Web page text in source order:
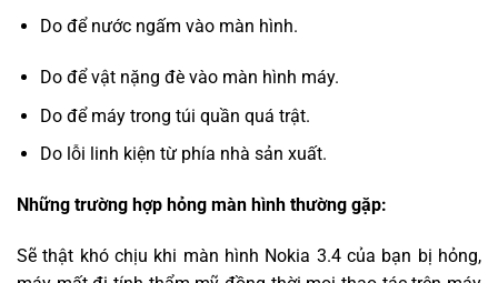
Do để nước ngấm vào màn hình.
Do để vật nặng đè vào màn hình máy.
Do để máy trong túi quần quá trật.
Do lỗi linh kiện từ phía nhà sản xuất.
Những trường hợp hỏng màn hình thường gặp:
Sẽ thật khó chịu khi màn hình Nokia 3.4 của bạn bị hỏng,